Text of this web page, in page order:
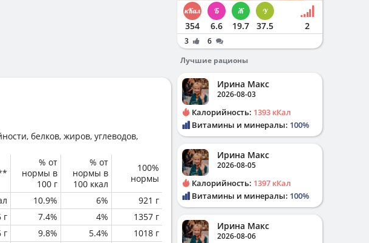
белков, жиров, углеводов,
% от
нормы в
100 г
% от
нормы в
100 ккал
100%
нормы
10.9% 6%
921 г
г 7.4% 4%
1357 г
г 9.8% 5.4%
1018 г
354 6.6 19.7 37.5 2
3
6
Лучшие рационы
Ирина Макс
2026-08-03
Калорийность: 1393 кКал
Витамины и минералы: 100%
Ирина Макс
2026-08-05
Калорийность: 1397 кКал
Витамины и минералы: 100%
Ирина Макс
2026-08-06